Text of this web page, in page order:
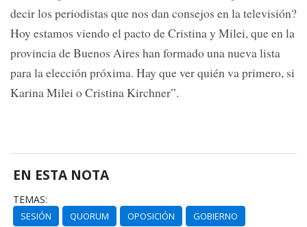
decir los periodistas que nos dan consejos en la televisión?
Hoy estamos viendo el pacto de Cristina y Milei, que en la
provincia de Buenos Aires han formado una nueva lista
para la elección próxima. Hay que ver quién va primero, si
Karina Milei o Cristina Kirchner”.
EN ESTA NOTA
TEMAS:
SESIÓN QUORUM OPOSICIÓN
GOBIERNO